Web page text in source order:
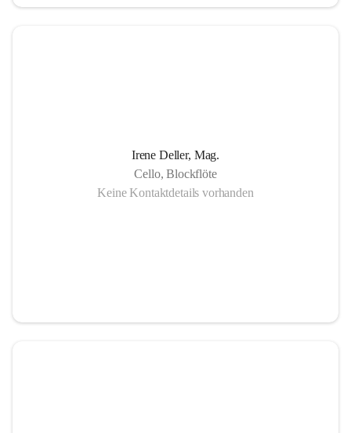
sich in der Fächervielfalt im künstlerischen Einzelunterricht
bis hin zu zahlreichen Ensembles. Damit ist gewährleistet,
dass jeder Musikschüler die Möglichkeit hat, sein erlerntes
Irene Deller, Mag.
Cello, Blockflöte
Keine Kontaktdetails vorhanden